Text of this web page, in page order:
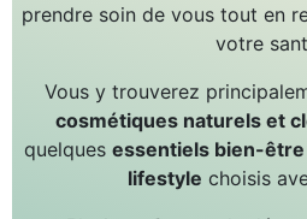
prendre soin de vous tout en
votre
Vous y trouverez
cosmétiques naturels et
quelques essentiels bien-être
lifestyle choisis